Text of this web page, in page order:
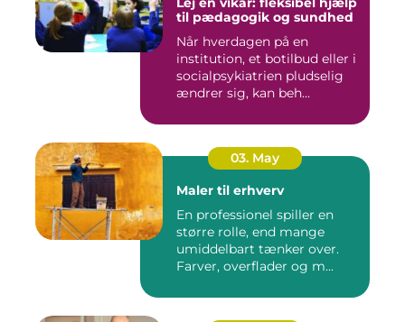
til pædagogik og sundhed
Når hverdagen på en
institution, et botilbud eller i
socialpsykiatrien pludselig
ændrer sig, kan beh...
03. May
Maler til erhverv
En professionel spiller en
større rolle, end mange
umiddelbart tænker over.
Farver, overflader og m...